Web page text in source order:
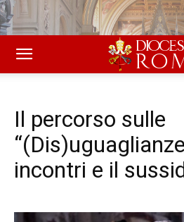
Il percorso sulle
incontri e il